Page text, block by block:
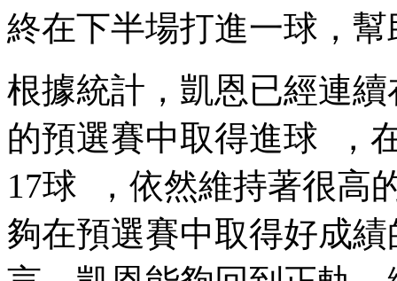
終在下半場打進一球 ，
根據統計，凱恩已經
的預選賽中取得進球  
17球  ，依然維持著很高
夠在預選賽中取得好成績